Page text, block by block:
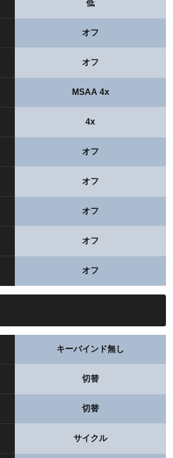
低
オフ
オフ
MSAA 4x
4x
オフ
オフ
オフ
オフ
オフ
キーバインド無し
切替
切替
サイクル